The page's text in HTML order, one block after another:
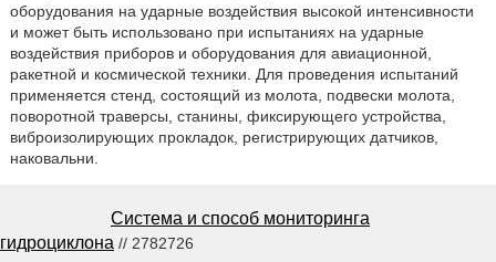
оборудования на ударные воздействия высокой интенсивности
и может быть использовано при испытаниях на ударные
воздействия приборов и оборудования для авиационной,
ракетной и космической техники. Для проведения испытаний
применяется стенд, состоящий из молота, подвески молота,
поворотной траверсы, станины, фиксирующего устройства,
виброизолирующих прокладок, регистрирующих датчиков,
наковальни.
Система и способ мониторинга
гидроциклона // 2782726